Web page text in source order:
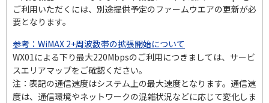
ご利用いただくには、 別途提供予定のファームウエアの更新が必
要となります。
参考：WiMAX 2+周波数帯の拡張開始について
WX01による下り最大220Mbpsのご利用につきましては、サービ
スエリアマップをご確認ください。
注：表記の通信速度はシステム上の最大速度となります。通信速
度は、通信環境やネットワークの混雑状況などに応じて変化しま